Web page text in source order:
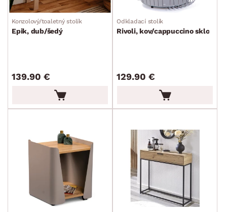
Konzolový/toaletný stolík
Epik, dub/šedý
139.90 €
Odkladací stolík
Rivoli, kov/cappuccino sklo
129.90 €